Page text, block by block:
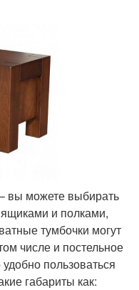
вы можете выбирать
и полками,
тумбочки могут
числе и постельное
пользоваться
габариты как: